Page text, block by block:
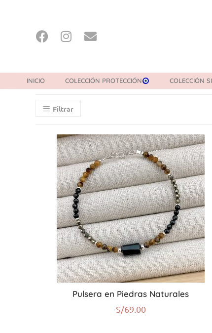
INICIO COLECCIÓN PROTECCIÓN COLECCIÓN
Filtrar
Pulsera en Piedras Naturales
S/69.00